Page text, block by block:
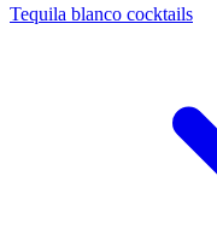
Tequila blanco cocktails